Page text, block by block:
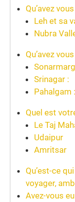
Qu’avez
Leh et sa
Nubra
Qu’avez
Srinagar :
Pahalgam :
Quel est
Le Taj
Udaipur
Amritsar
Qu’est-ce
voyager,
Avez-vous